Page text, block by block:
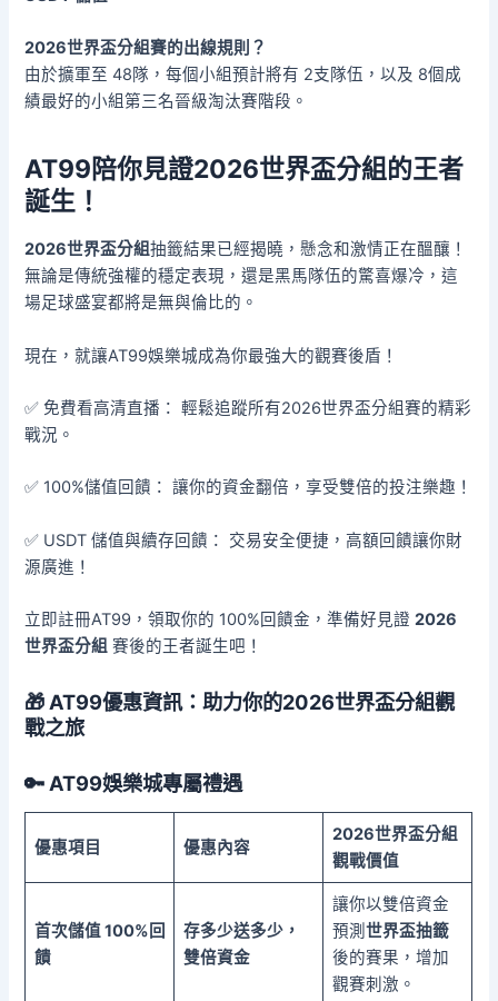
2026世界盃分組賽的出線規則？
由於擴軍至 48隊，每個小組預計將有 2支隊伍，以及 8個成
績最好的小組第三名晉級淘汰賽階段。
AT99陪你見證2026世界盃分組的王者
誕生！
2026世界盃分組抽籤結果已經揭曉，懸念和激情正在醞釀！
無論是傳統強權的穩定表現，還是黑馬隊伍的驚喜爆冷，這
場足球盛宴都將是無與倫比的。
現在，就讓AT99娛樂城成為你最強大的觀賽後盾！
✅ 免費看高清直播： 輕鬆追蹤所有2026世界盃分組賽的精彩
戰況。
✅ 100%儲值回饋： 讓你的資金翻倍，享受雙倍的投注樂趣！
✅ USDT 儲值與續存回饋： 交易安全便捷，高額回饋讓你財
源廣進！
立即註冊AT99，領取你的 100%回饋金，準備好見證2026
世界盃分組 賽後的王者誕生吧！
🎁 AT99優惠資訊：助力你的2026世界盃分組觀
戰之旅
🔑 AT99娛樂城專屬禮遇
優惠項目 優惠內容
2026世界盃分組
觀戰價值
首次儲值 100%回
饋
存多少送多少，
雙倍資金
讓你以雙倍資金
預測 世界盃抽籤
後的賽果，增加
觀賽刺激。